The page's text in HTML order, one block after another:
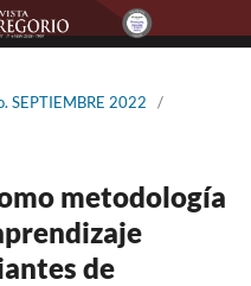
SEPTIEMBRE 2022
/
metodología
de